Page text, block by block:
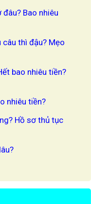
Bao nhiêu
câu thì đậu? Mẹo
bao nhiêu tiền?
nhiêu tiền?
Hồ sơ thủ tục